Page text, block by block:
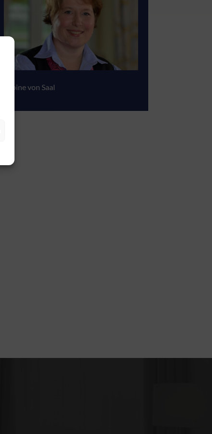
Sabine von Saal